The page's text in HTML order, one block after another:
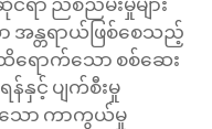
န္တရာယ်ဖြစ်စေသည့်
ထိရောက်သော စစ်ဆေး
နှင့် ပျက်စီးမှု
သော ကာကွယ်မှု